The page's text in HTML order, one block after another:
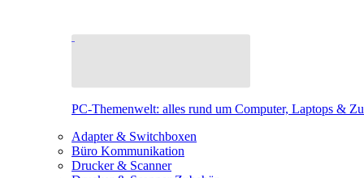
PC-Themenwelt: alles rund um Computer, Laptops &
Adapter & Switchboxen
Büro Kommunikation
Drucker & Scanner